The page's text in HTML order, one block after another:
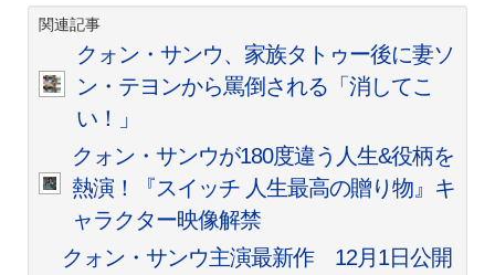
関連記事
クォン・サンウ、家族タトゥー後に妻ソ
ン・テヨンから罵倒される「消してこ
い！」
クォン・サンウが180度違う人生&役柄を
熱演！『スイッチ 人生最高の贈り物』キ
ャラクター映像解禁
クォン・サンウ主演最新作 12月1日公開